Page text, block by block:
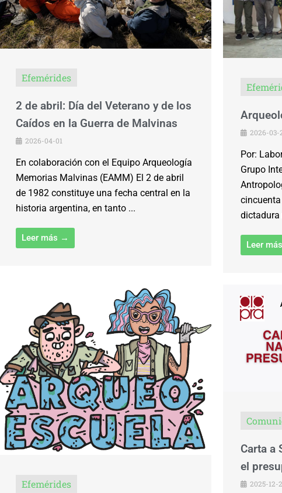
Efemérides
2 de abril: Día del Veterano y de los
Caídos en la Guerra de Malvinas
2026-04-01
En colaboración con el Equipo Arqueología
Memorias Malvinas (EAMM) El 2 de abril
de 1982 constituye una fecha central en la
historia argentina, en tanto ...
Leer más →
2026-03-
Por:
Grupo
dictadura
Leer
Efemérides
Carta a
el
2025-12-